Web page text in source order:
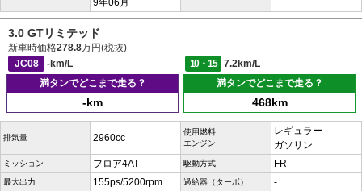
9年06月
3.0 GTリミテッド
新車時価格278.8万円(税抜)
JC08
-km/L 10・15
7.2km/L
満タンでどこまで走る？
-km
満タンでどこまで走る？
468km
排気量 2960cc
使用燃料
エンジン
レギュラー
ガソリン
ミッション フロア4AT 駆動方式 FR
最大出力 155ps/5200rpm 過給器（ターボ） -